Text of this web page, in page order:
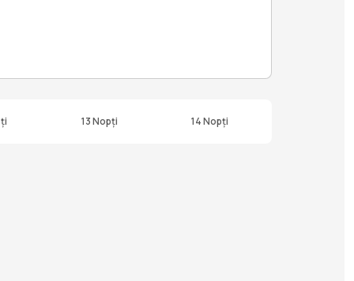
13 Nopți 14 Nopți